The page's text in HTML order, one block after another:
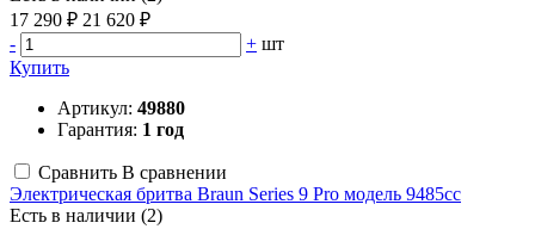
17 290 ₽ 21 620 ₽
-
+ шт
Купить
Артикул: 49880
Гарантия: 1 год
Сравнить В сравнении
Электрическая бритва Braun Series 9 Pro модель 9485cc
Есть в наличии (2)